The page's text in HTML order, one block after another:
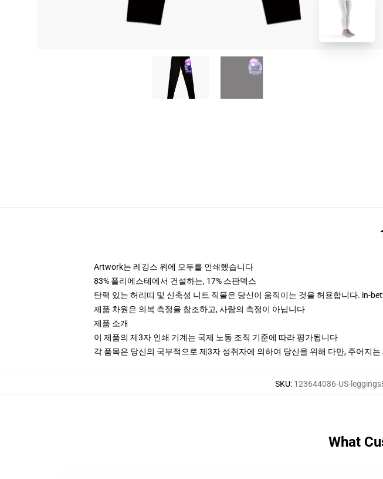
Artwork는 레깅스 위에 모두를 인쇄했습니다
83% 폴리에스테에서 건설하는, 17% 스판덱스
탄력 있는 허리띠 및 신축성 니트 직물은 당신이 움직이는 것을 허용합니다. in-
제품 차원은 의복 측정을 참조하고, 사람의 측정이 아닙니다
제품 소개
이 제품의 제3자 인쇄 기계는 국제 노동 조직 기준에 따라 평가됩니다
각 품목은 당신의 국부적으로 제3자 성취자에 의하여 당신을 위해 다만, 주어지
SKU: 123644086-US-leggings
What